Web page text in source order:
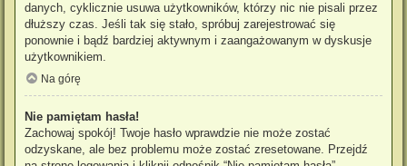
danych, cyklicznie usuwa użytkowników, którzy nic nie pisali przez
dłuższy czas. Jeśli tak się stało, spróbuj zarejestrować się
ponownie i bądź bardziej aktywnym i zaangażowanym w dyskusje
użytkownikiem.
Na górę
Nie pamiętam hasła!
Zachowaj spokój! Twoje hasło wprawdzie nie może zostać
odzyskane, ale bez problemu może zostać zresetowane. Przejdź